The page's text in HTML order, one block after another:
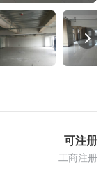
可注册
工商注册